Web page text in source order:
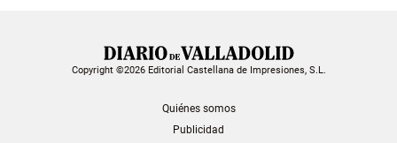
Copyright ©2026 Editorial Castellana de Impresiones, S.L.
Quiénes somos
Publicidad